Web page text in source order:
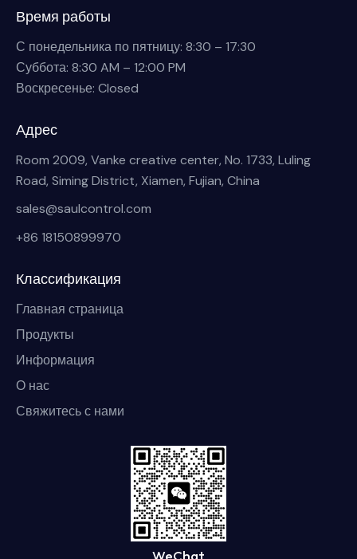
Время работы
С понедельника по пятницу: 8:30 – 17:30
Суббота: 8:30 AM – 12:00 PM
Воскресенье: Closed
Адрес
Room 2009, Vanke creative center, No. 1733, Luling
Road, Siming District, Xiamen, Fujian, China
sales@saulcontrol.com
+86 18150899970
Классификация
Главная страница
Продукты
Информация
О нас
Свяжитесь с нами
WeChat